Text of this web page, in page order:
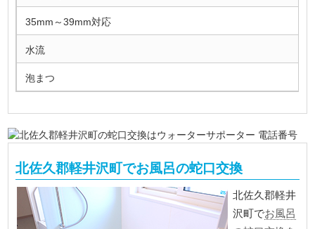
35mm～39mm対応
水流
泡まつ
北佐久郡軽井沢町でお風呂の蛇口交換
北佐久郡軽井
沢町でお風呂